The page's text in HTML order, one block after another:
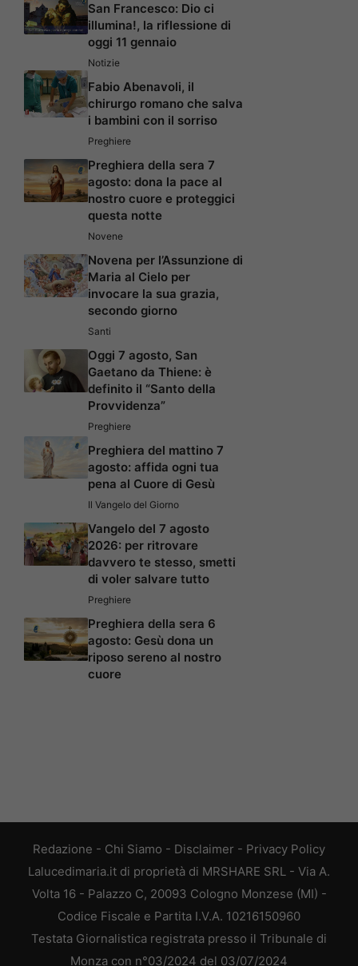
San Francesco: Dio ci
illumina!, la riflessione di
oggi 11 gennaio
Notizie
Fabio Abenavoli, il
chirurgo romano che salva
i bambini con il sorriso
Preghiere
Preghiera della sera 7
agosto: dona la pace al
nostro cuore e proteggici
questa notte
Novene
Novena per l’Assunzione di
Maria al Cielo per
invocare la sua grazia,
secondo giorno
Santi
Oggi 7 agosto, San
Gaetano da Thiene: è
definito il “Santo della
Provvidenza”
Preghiere
Preghiera del mattino 7
agosto: affida ogni tua
pena al Cuore di Gesù
Il Vangelo del Giorno
Vangelo del 7 agosto
2026: per ritrovare
davvero te stesso, smetti
di voler salvare tutto
Preghiere
Preghiera della sera 6
agosto: Gesù dona un
riposo sereno al nostro
cuore
Redazione - Chi Siamo - Disclaimer - Privacy Policy
Lalucedimaria.it di proprietà di MRSHARE SRL - Via A.
Volta 16 - Palazzo C, 20093 Cologno Monzese (MI) -
Codice Fiscale e Partita I.V.A. 10216150960
Testata Giornalistica registrata presso il Tribunale di
Monza con n°03/2024 del 03/07/2024